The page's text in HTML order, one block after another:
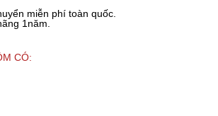
miễn phí toàn quốc.
1năm.
CÓ: